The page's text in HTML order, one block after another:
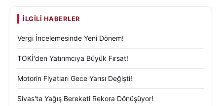
İLGILI HABERLER
Vergi İncelemesinde Yeni Dönem!
TOKİ'den Yatırımcıya Büyük Fırsat!
Motorin Fiyatları Gece Yarısı Değişti!
Sivas'ta Yağış Bereketi Rekora Dönüşüyor!